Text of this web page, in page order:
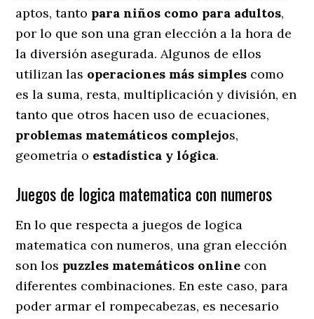
aptos, tanto para niños como para adultos,
por lo que son una gran elección a la hora de
la diversión asegurada. Algunos de ellos
utilizan las operaciones más simples como
es la suma, resta, multiplicación y división, en
tanto que otros hacen uso de ecuaciones,
problemas matemáticos complejos,
geometría o estadística y lógica.
Juegos de logica matematica con numeros
En lo que respecta a juegos de logica
matematica con numeros, una gran elección
son los puzzles matemáticos online con
diferentes combinaciones. En este caso, para
poder armar el rompecabezas, es necesario